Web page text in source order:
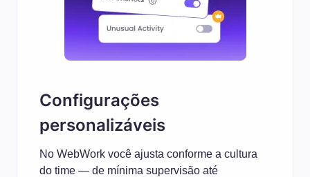
Configurações
personalizáveis
No WebWork você ajusta conforme a cultura
do time — de mínima supervisão até